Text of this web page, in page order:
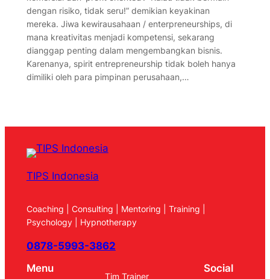
dengan risiko, tidak seru!” demikian keyakinan
mereka. Jiwa kewirausahaan / enterpreneurships, di
mana kreativitas menjadi kompetensi, sekarang
dianggap penting dalam mengembangkan bisnis.
Karenanya, spirit entrepreneurship tidak boleh hanya
dimiliki oleh para pimpinan perusahaan,…
TIPS Indonesia
Coaching | Consulting | Mentoring | Training |
Psychology | Hypnotherapy
0878-5993-3862
Menu
Tim Trainer
Social